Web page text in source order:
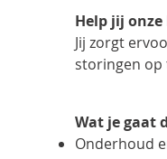
Help jij
Jij zorgt
storingen op
Wat je gaat
Onderhoud